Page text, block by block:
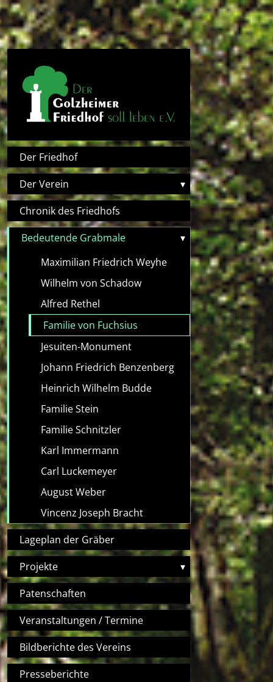
Direkt zum Inhalt
Hauptnavigation
Der Friedhof
Der Verein
▾
Chronik des Friedhofs
Bedeutende Grabmale
▾
Maximilian Friedrich Weyhe
Wilhelm von Schadow
Alfred Rethel
Familie von Fuchsius
Jesuiten-Monument
Johann Friedrich Benzenberg
Heinrich Wilhelm Budde
Familie Stein
Familie Schnitzler
Karl Immermann
Carl Luckemeyer
August Weber
Vincenz Joseph Bracht
Lageplan der Gräber
Projekte
▾
Patenschaften
Veranstaltungen / Termine
Bildberichte des Vereins
Presseberichte